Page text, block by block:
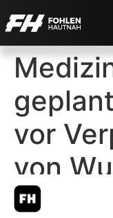
vor
von
Stürmer